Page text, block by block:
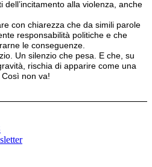
dell’incitamento alla violenza, anche
con chiarezza che da simili parole
responsabilità politiche e che
le conseguenze.
Un silenzio che pesa. E che, su
rischia di apparire come una
non va!